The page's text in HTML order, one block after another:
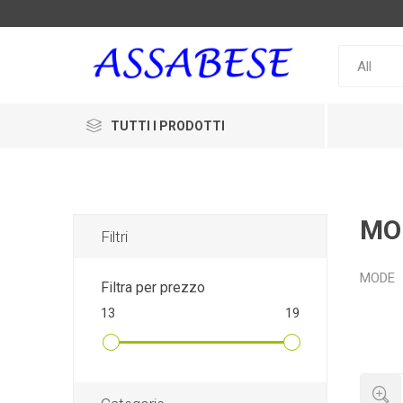
TUTTI I PRODOTTI
MODE
Filtri
Filtra per prezzo
13 19